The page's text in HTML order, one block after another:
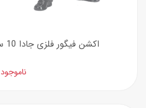
اکشن فیگور فلزی جادا 10 سانتی مدل هری پاتر
ناموجود